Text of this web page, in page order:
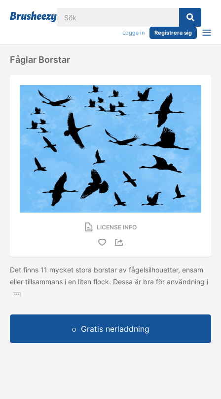
Logga in Registrera sig
Fåglar Borstar
LICENSE INFO
Det finns 11 mycket stora borstar av fågelsilhouetter, ensam
eller tillsammans i en liten flock. Dessa är bra för användning i
Gratis nerladdning